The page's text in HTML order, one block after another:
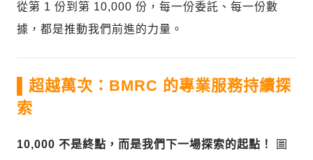
從第 1 份到第 10,000 份，每一份委託、每一份數
據，都是推動我們前進的力量。
▌超越萬次：BMRC 的專業服務持續探
索
10,000 不是終點，而是我們下一場探索的起點！
圖